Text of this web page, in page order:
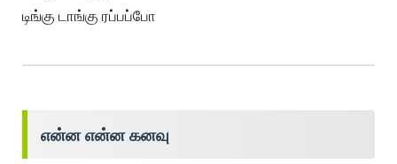
டிங்கு டாங்கு ரப்பப்போ
என்ன என்ன கனவு